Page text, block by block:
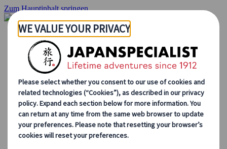
Zum Hauptinhalt springen
Startseite
Rundreisen
Individuelle Reisen
Gruppenreisen
Selbstfahrerreisen
Ausflüge
Massgeschneiderte Gruppenreisen
Japan Rail Pass
Wie wir arbeiten
Über uns
Treffen Sie unser Team
Werden Sie Teil unseres Teams